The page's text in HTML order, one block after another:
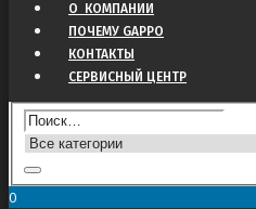
О КОМПАНИИ
ПОЧЕМУ GAPPO
КОНТАКТЫ
СЕРВИСНЫЙ ЦЕНТР
0